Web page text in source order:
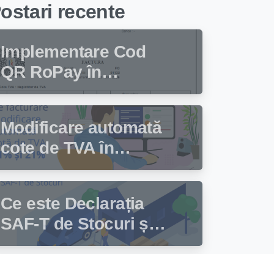
recente
Implementare Cod
QR RoPay în
programul de
facturare Facturis
Modificare automată
cote de TVA în
programul de
facturare Facturis
Ce este Declarația
SAF-T de Stocuri și
cine trebuie să